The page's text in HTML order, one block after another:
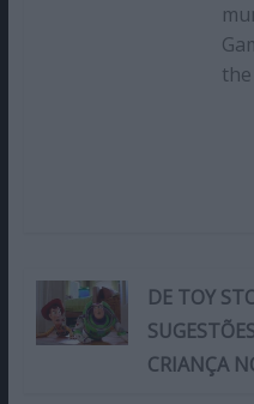
DE TOY
CRIANÇA